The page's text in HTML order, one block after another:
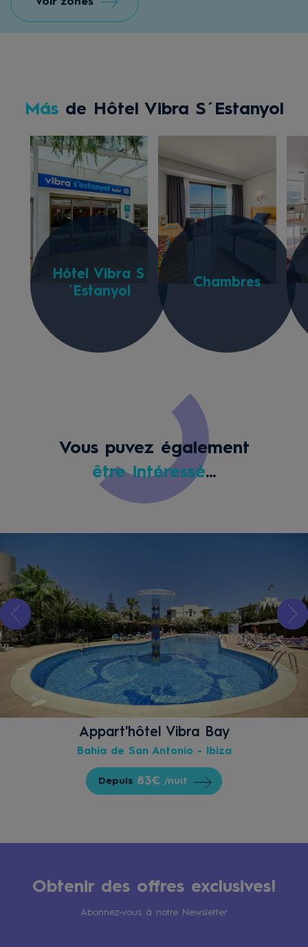
Másde Hôtel Vibra S´Estanyol
Hôtel Vibra S
´Estanyol
Chambres
Vous puvez également
être intéressé...
Appart'hôtel Vibra Bay
Bahía de San Antonio - Ibiza
Depuis 83€ /nuit
Obtenir des offres exclusives!
Abonnez-vous à notre Newsletter